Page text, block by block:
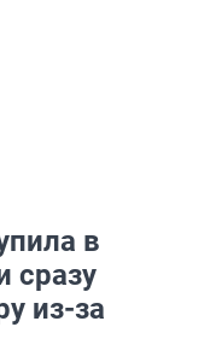
в
сразу
из-за